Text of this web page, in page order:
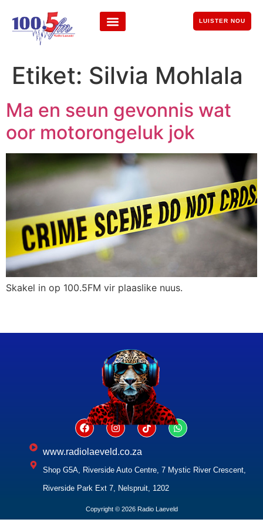
LUISTER NOU
Etiket: Silvia Mohlala
Ma en seun gevonnis wat
oor motorongeluk jok
Skakel in op 100.5FM vir plaaslike nuus.
www.radiolaeveld.co.za
Shop G5A, Riverside Auto Centre, 7 Mystic River Crescent,
Riverside Park Ext 7, Nelspruit, 1202
Copyright © 2026 Radio Laeveld